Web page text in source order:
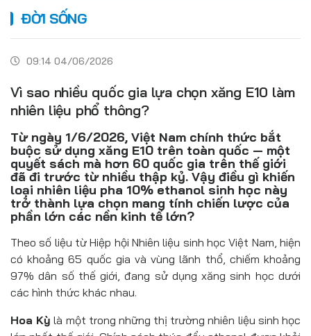
Sự kiện
Kinh tế - Tiêu dùng
Đời sống
Thị trường
Đồ uống
Pháp luật
Khoa giáo
Multimedia
ĐỜI SỐNG
09:14 04/06/2026
Vì sao nhiều quốc gia lựa chọn xăng E10 làm
nhiên liệu phổ thông?
Từ ngày 1/6/2026, Việt Nam chính thức bắt
buộc sử dụng xăng E10 trên toàn quốc — một
quyết sách mà hơn 60 quốc gia trên thế giới
đã đi trước từ nhiều thập kỷ. Vậy điều gì khiến
loại nhiên liệu pha 10% ethanol sinh học này
trở thành lựa chọn mang tính chiến lược của
phần lớn các nền kinh tế lớn?
Theo số liệu từ Hiệp hội Nhiên liệu sinh học Việt Nam, hiện
có khoảng 65 quốc gia và vùng lãnh thổ, chiếm khoảng
97% dân số thế giới, đang sử dụng xăng sinh học dưới
các hình thức khác nhau.
Hoa Kỳ là một trong những thị trường nhiên liệu sinh học